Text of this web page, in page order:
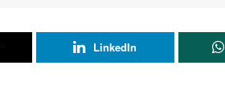
LinkedIn